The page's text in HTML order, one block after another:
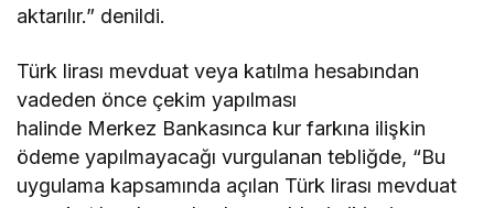
aktarılır.” denildi.
Türk lirası mevduat veya katılma hesabından
vadeden önce çekim yapılması
halinde Merkez Bankasınca kur farkına ilişkin
ödeme yapılmayacağı vurgulanan tebliğde, “Bu
uygulama kapsamında açılan Türk lirası mevduat